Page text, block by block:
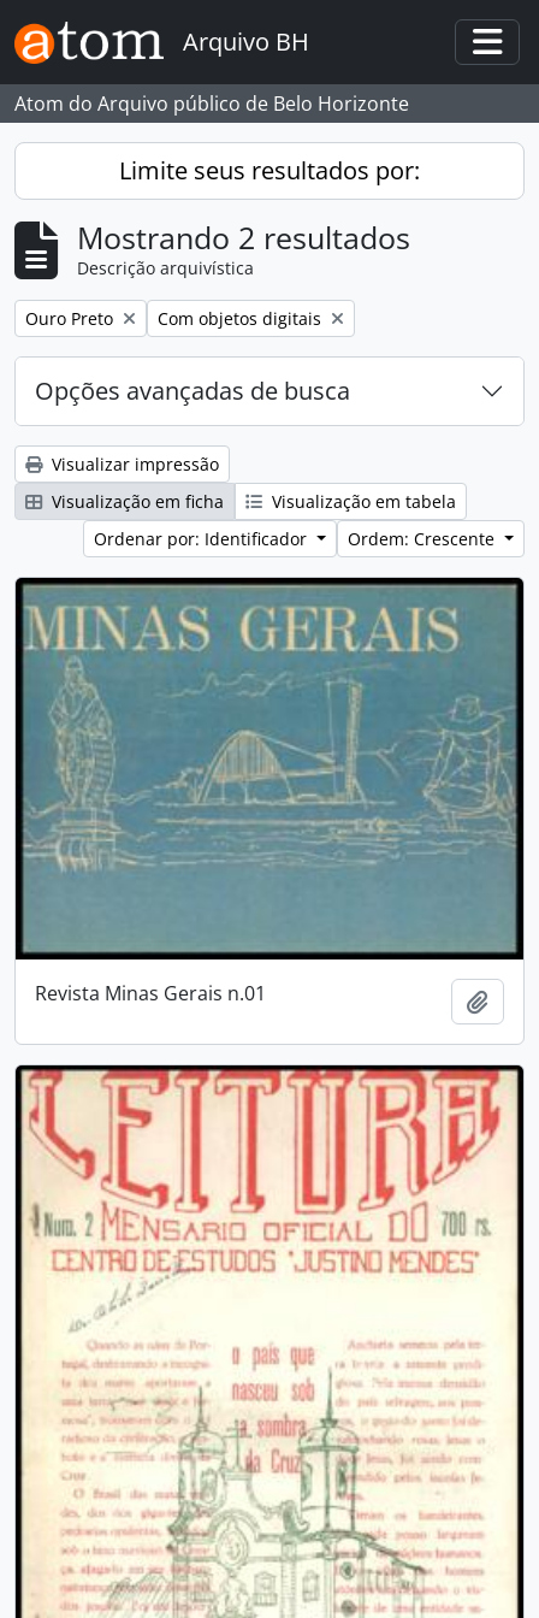
Skip to main content
Arquivo BH
Atom do Arquivo público de Belo Horizonte
Limite seus resultados por:
Mostrando 2 resultados
Descrição arquivística
Remover filtro:
Ouro Preto Remover filtro:
Com objetos digitais
Opções avançadas de busca
Visualizar impressão
Visualização em ficha
Visualização em tabela
Ordenar por: Identificador
Ordem: Crescente
Revista Minas Gerais n.01